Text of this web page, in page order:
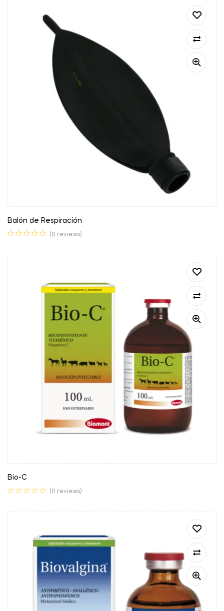
Balón de Respiración
(0 reviews)
Bio-C
(0 reviews)